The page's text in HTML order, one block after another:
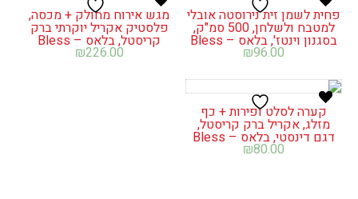
פחית לשמן זית נירוסטה אובלי
למטבח ולשלחן, 500 סמ"ק,
בסגנון וינטז', בלאס – Bless
₪96.00
מגש אירוח מחולק + מכסה,
פלסטיק אקריל יוקרתי ברק
קריסטל, בלאס – Bless
₪226.00
קערה לסלט ופירות + כף
מזלג, אקריל ברק קריסטל,
דגם דינסטי, בלאס – Bless
₪80.00